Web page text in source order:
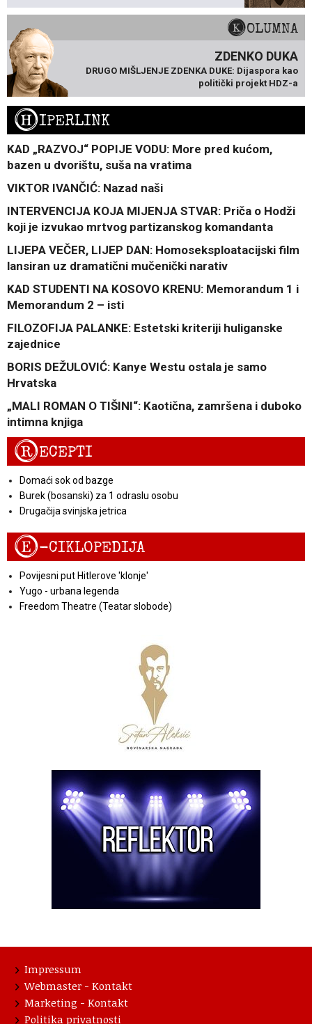
KOLUMNA
ZDENKO DUKA
DRUGO MIŠLJENJE ZDENKA DUKE: Dijaspora kao
politički projekt HDZ-a
HIPERLINK
KAD „RAZVOJ“ POPIJE VODU: More pred kućom,
bazen u dvorištu, suša na vratima
VIKTOR IVANČIĆ: Nazad naši
INTERVENCIJA KOJA MIJENJA STVAR: Priča o Hodži
koji je izvukao mrtvog partizanskog komandanta
LIJEPA VEČER, LIJEP DAN: Homoseksploatacijski film
lansiran uz dramatični mučenički narativ
KAD STUDENTI NA KOSOVO KRENU: Memorandum 1 i
Memorandum 2 – isti
FILOZOFIJA PALANKE: Estetski kriteriji huliganske
zajednice
BORIS DEŽULOVIĆ: Kanye Westu ostala je samo
Hrvatska
„MALI ROMAN O TIŠINI“: Kaotična, zamršena i duboko
intimna knjiga
RECEPTI
Domaći sok od bazge
Burek (bosanski) za 1 odraslu osobu
Drugačija svinjska jetrica
E-CIKLOPEDIJA
Povijesni put Hitlerove 'klonje'
Yugo - urbana legenda
Freedom Theatre (Teatar slobode)
Impressum
Webmaster - Kontakt
Marketing - Kontakt
Politika privatnosti